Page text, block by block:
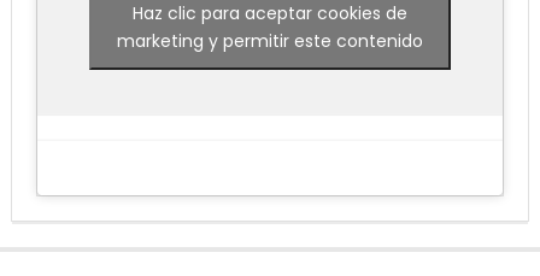
Haz clic para aceptar cookies de
marketing y permitir este contenido